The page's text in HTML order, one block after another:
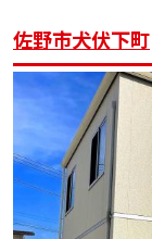
佐野市犬伏下町